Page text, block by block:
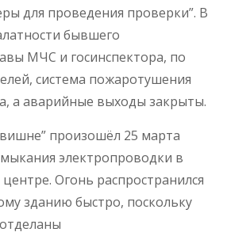
для проведения проверки”. В
бывшего
МЧС и госинспектора, по
система пожаротушения
а аварийные выходы закрыты.
произошёл 25 марта
электропроводки в
Огонь распространился
зданию быстро, поскольку